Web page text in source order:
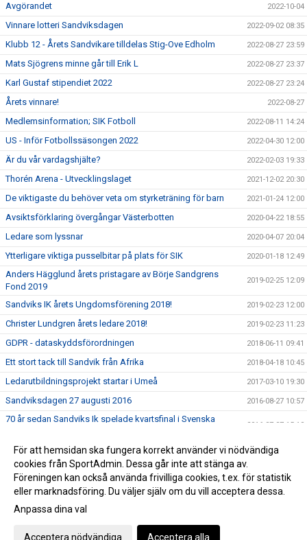
Avgörandet 2022-10-04
Vinnare lotteri Sandviksdagen 2022-09-02 08:35
Klubb 12 - Årets Sandvikare tilldelas Stig-Ove Edholm 2022-08-27 23:59
Mats Sjögrens minne går till Erik L 2022-08-27 23:37
Karl Gustaf stipendiet 2022 2022-08-27 23:24
Årets vinnare! 2022-08-27
Medlemsinformation; SIK Fotboll 2022-08-11 14:24
US - Inför Fotbollssäsongen 2022 2022-04-30 12:00
Är du vår vardagshjälte? 2022-02-03 19:33
Thorén Arena - Utvecklingslaget 2021-12-02 20:30
De viktigaste du behöver veta om styrketräning för barn 2021-01-24 12:00
Avsiktsförklaring övergångar Västerbotten 2020-04-22 18:55
Ledare som lyssnar 2020-04-07 20:04
Ytterligare viktiga pusselbitar på plats för SIK 2020-01-18 12:49
Anders Hägglund årets pristagare av Börje Sandgrens
Fond 2019
2019-02-25 12:09
Sandviks IK årets Ungdomsförening 2018! 2019-02-23 12:00
Christer Lundgren årets ledare 2018! 2019-02-23 11:23
GDPR - dataskyddsförordningen 2018-06-11 09:41
Ett stort tack till Sandvik från Afrika 2018-04-18 10:45
Ledarutbildningsprojekt startar i Umeå 2017-03-10 19:30
Sandviksdagen 27 augusti 2016 2016-08-27 10:57
70 år sedan Sandviks Ik spelade kvartsfinal i Svenska
2016-07-07 15:10
Ännu mera Hemmavinsten till SIK!!! 2016-03-14 17:25
Sandviks IK 110 år! 2015-07-07 07:00
Gå till Webbversion
För att hemsidan ska fungera korrekt använder vi nödvändiga
cookies från SportAdmin. Dessa går inte att stänga av.
Föreningen kan också använda frivilliga cookies, t.ex. för statistik
eller marknadsföring. Du väljer själv om du vill acceptera dessa.
Anpassa dina val
Acceptera nödvändiga Acceptera alla